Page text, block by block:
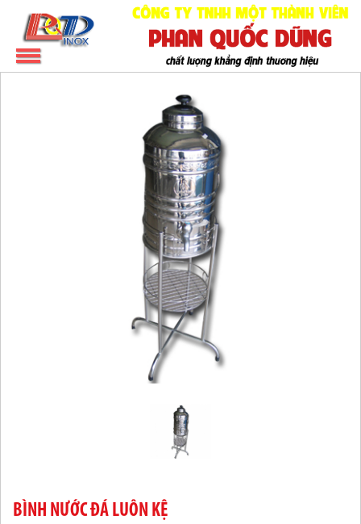
BÌNH NƯỚC ĐÁ LUÔN KỆ